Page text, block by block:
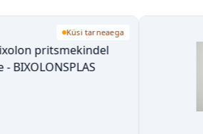
Küsi tarneaega